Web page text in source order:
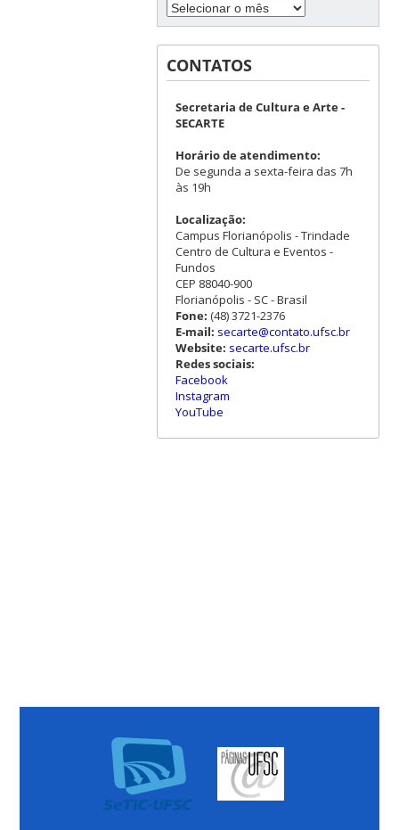
CONTATOS
Secretaria de Cultura e Arte -
SECARTE
Horário de atendimento:
De segunda a sexta-feira das 7h
às 19h
Localização:
Campus Florianópolis - Trindade
Centro de Cultura e Eventos -
Fundos
CEP 88040-900
Florianópolis - SC - Brasil
Fone: (48) 3721-2376
E-mail: secarte@contato.ufsc.br
Website: secarte.ufsc.br
Redes sociais:
Facebook
Instagram
YouTube